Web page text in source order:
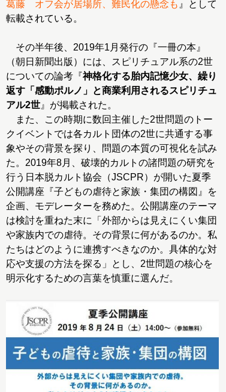
葛藤 オフ会が居場所、難民化の懸念も 』として
転載されている。
その半年後、2019年1月発行の『一冊の本』
（朝日新聞出版）には、スピリチュアル系の2世
についての論考『神格化する胎内記憶少女、繰り
返す「感動ポルノ」と商業利用されるスピリチュ
アル2世 』が掲載された。
また、この時期に数回主催した2世問題のトー
クイベントでは各カルト団体の2世に共通する事
象やその背景を探り、問題の本質の可視化を試み
た。2019年8月、破壊的カルトの諸問題の研究を
行う日本脱カルト協会（JSCPR）が開いた夏季
公開講座『子どもの虐待と家族・集団の構図』を
企画、モデレーターを務めた。公開講座のテーマ
は検討を重ねた末に「外部からは見えにくい集団
や家族内での虐待。その背景に何があるのか。私
たちはどのように連携すべきなのか。具体的な対
応や支援の方法を探る」とし、2世問題の核心を
明示化するための言葉を慎重に選んだ。